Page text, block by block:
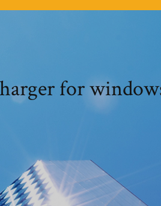
for